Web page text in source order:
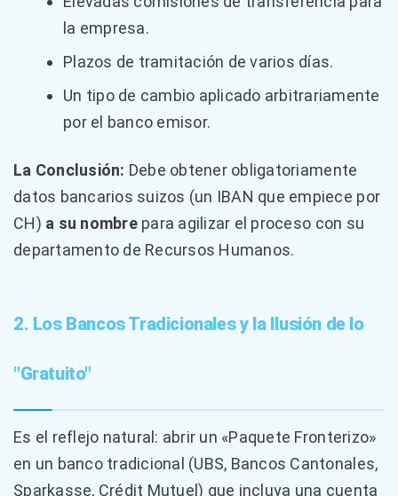
la empresa.
Plazos de tramitación de varios días.
Un tipo de cambio aplicado arbitrariamente
por el banco emisor.
La Conclusión: Debe obtener obligatoriamente
datos bancarios suizos (un IBAN que empiece por
CH) a su nombrepara agilizar el proceso con su
departamento de Recursos Humanos.
2. Los Bancos Tradicionales y la Ilusión de lo
"Gratuito"
Es el reflejo natural: abrir un «Paquete Fronterizo»
en un banco tradicional (UBS, Bancos Cantonales,
Sparkasse, Crédit Mutuel) que incluya una cuenta